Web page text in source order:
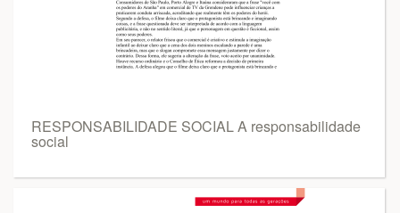
RESPONSABILIDADE SOCIAL A responsabilidade
social